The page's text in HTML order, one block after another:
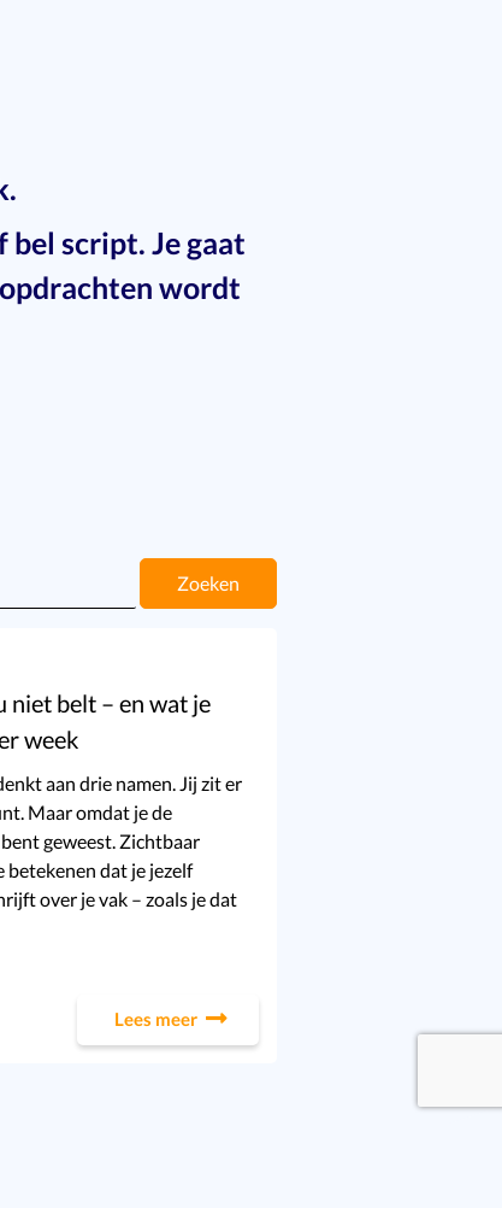
script. Je gaat
wordt
niet belt – en wat je
week
aan drie namen. Jij zit er
Maar omdat je de
geweest. Zichtbaar
dat je jezelf
over je vak – zoals je dat
Lees meer